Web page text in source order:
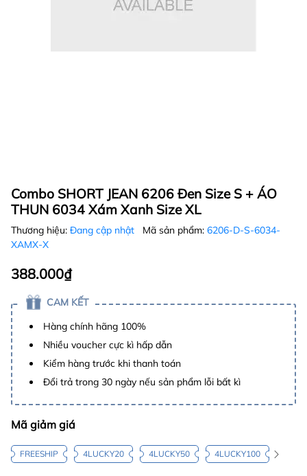
Combo SHORT JEAN 6206 Đen Size S + ÁO
THUN 6034 Xám Xanh Size XL
Thương hiệu: Đang cập nhật Mã sản phẩm: 6206-D-S-6034-
XAMX-X
388.000₫
CAM KẾT
Hàng chính hãng 100%
Nhiều voucher cực kì hấp dẫn
Kiểm hàng trước khi thanh toán
Đổi trả trong 30 ngày nếu sản phẩm lỗi bất kì
Mã giảm giá
FREESHIP 4LUCKY20 4LUCKY50 4LUCKY100